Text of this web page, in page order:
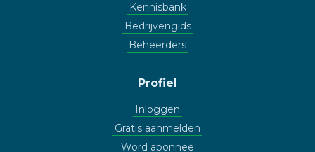
Kennisbank
Bedrijvengids
Beheerders
Profiel
Inloggen
Gratis aanmelden
Word abonnee